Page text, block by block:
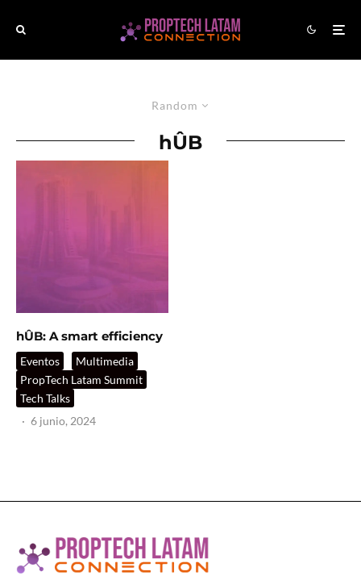
Random
hÛB
hÛB: A smart efficiency
Eventos
Multimedia
PropTech Latam Summit
Tech Talks
· 6 junio, 2024